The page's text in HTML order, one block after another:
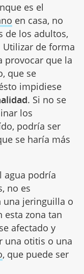
es el
en casa, no
de los adultos,
de forma
provocar que la
que se
impidiese
. Si no se
los
podría ser
se haría más
agua podría
no es
una jeringuilla o
esta zona tan
afectado y
una otitis o una
, que puede ser